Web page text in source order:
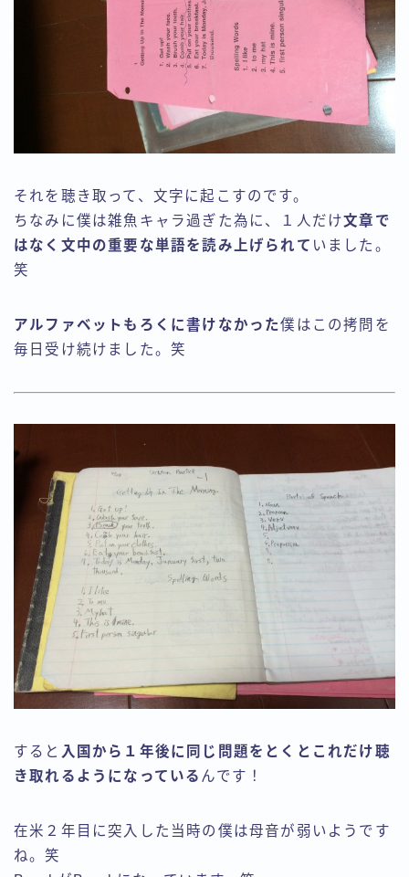
それを聴き取って、文字に起こすのです。
ちなみに僕は雑魚キャラ過ぎた為に、１人だけ文章で
はなく文中の重要な単語を読み上げられて いました。
笑
アルファベットもろくに書けなかった僕はこの拷問を
毎日受け続けました。笑
すると 入国から１年後に同じ問題をとくとこれだけ聴
き取れるようになっている んです！
在米２年目に突入した当時の僕は母音が弱いようです
ね。笑